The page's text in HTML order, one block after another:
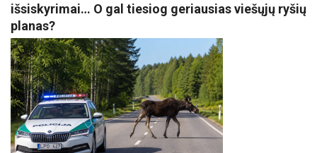
išsiskyrimai… O gal tiesiog geriausias viešųjų ryšių
planas?